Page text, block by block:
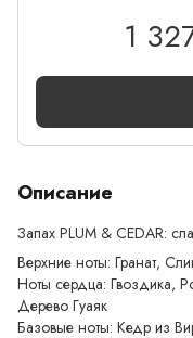
1
Описание
Запах PLUM & CEDAR:
Верхние ноты: Гранат,
Ноты сердца:
Дерево Гуаяк
Базовые ноты: Кедр из